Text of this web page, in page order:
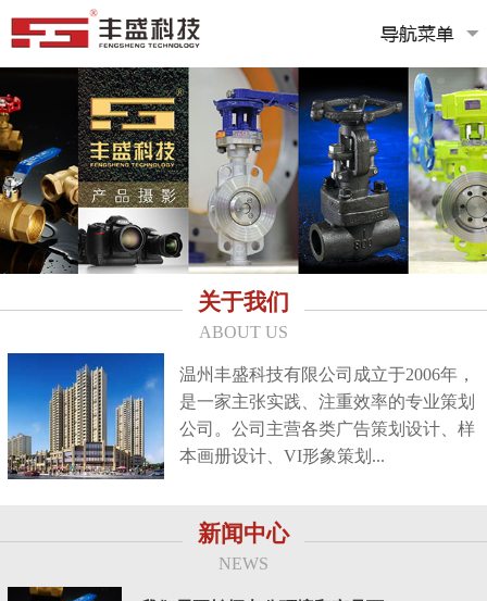
关于我们
ABOUT US
温州丰盛科技有限公司成立于2006年，
是一家主张实践、注重效率的专业策划
公司。公司主营各类广告策划设计、样
本画册设计、VI形象策划...
新闻中心
NEWS